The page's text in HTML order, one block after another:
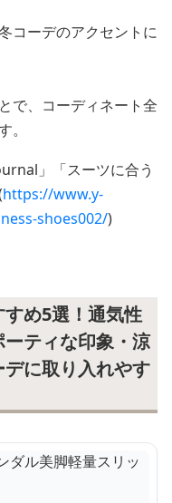
コーデのアクセントに
で、コーディネート全
」「スーツに合う
https://www.y-
shoes002/)
め5選！通気性
ティな印象・涼
に取り入れやす